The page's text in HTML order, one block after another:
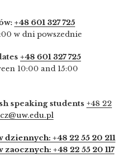
+48 601 327 725
w dni powszednie
+48 601 327 725
10:00 and 15:00
speaking students +48 22
+48 22 55 20 211
+48 22 55 20 117